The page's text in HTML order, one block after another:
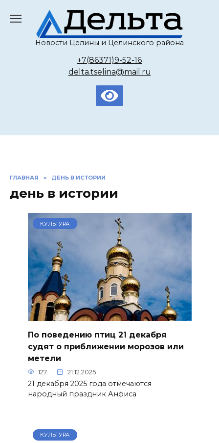
содержанию
Новости Целины и Целинского района
+7(86371)9-52-16
delta.tselina@mail.ru
ГЛАВНАЯ » ДЕНЬ В ИСТОРИИ
день в истории
КУЛЬТУРА
По поведению птиц 21 декабря
судят о приближении морозов или
метели
127 21.12.2025
21 декабря 2025 года отмечаются
народный праздник Анфиса
КУЛЬТУРА